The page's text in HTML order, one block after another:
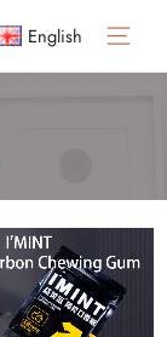
English
Main
Menu